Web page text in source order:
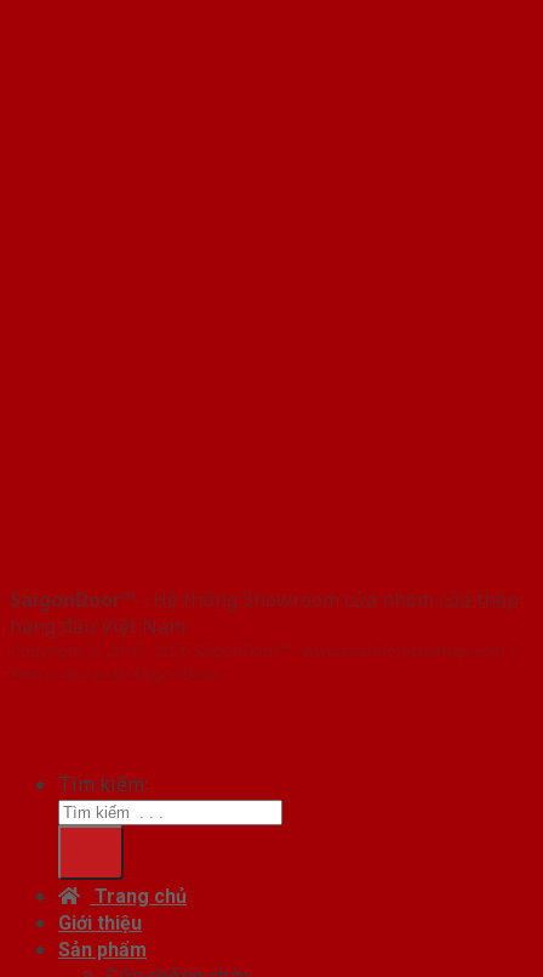
SaigonDoor™ - Hệ thống Showroom cửa nhôm cửa thép
hàng đầu Việt Nam
Copyright ⓒ 2016 – 2026 SaigonDoor™ - www.cuanhomcuathep.com |
Đơn vị chủ quản SaigonDoor
Tìm kiếm:
Trang chủ
Giới thiệu
Sản phẩm